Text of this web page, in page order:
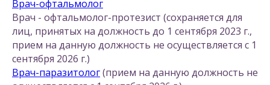
Врач-офтальмолог
Врач - офтальмолог-протезист (сохраняется для
лиц, принятых на должность до 1 сентября 2023 г.,
прием на данную должность не осуществляется с 1
сентября 2026 г.)
Врач-паразитолог(прием на данную должность не